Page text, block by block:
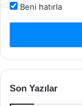
Beni hatırla
Son Yazılar